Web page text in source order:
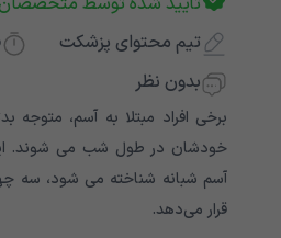
تیم محتوای پزشکت
بدون نظر
برخی افراد مبتلا به آسم، متوجه
خودشان در طول شب می شوند.
آسم شبانه شناخته می شود، سه
قرار می‌دهد.